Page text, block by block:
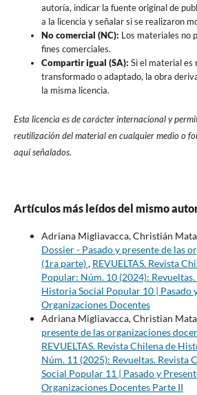
autoría, indicar la fuente original de
a la licencia y señalar si se realizaron
No comercial (NC): Los materiales no
fines comerciales.
Compartir igual (SA): Si el material es
transformado o adaptado, la obra
la misma licencia.
Esta licencia es de carácter internacional y
reutilización del material en cualquier medio o
aquí señalados.
Artículos más leídos del mismo
Adriana Migliavacca, Christián
Dossier - Pasado y presente de las
(1ra parte), REVUELTAS. Revista
Popular: Núm. 10 (2024):
Historia Social Popular 10 | Pasado
Organizaciones Docentes
Adriana Migliavacca, Christian
presente de las organizaciones
REVUELTAS. Revista Chilena de
Núm. 11 (2025): Revueltas. Revista
Social Popular 11 | Pasado y
Organizaciones Docentes Parte II